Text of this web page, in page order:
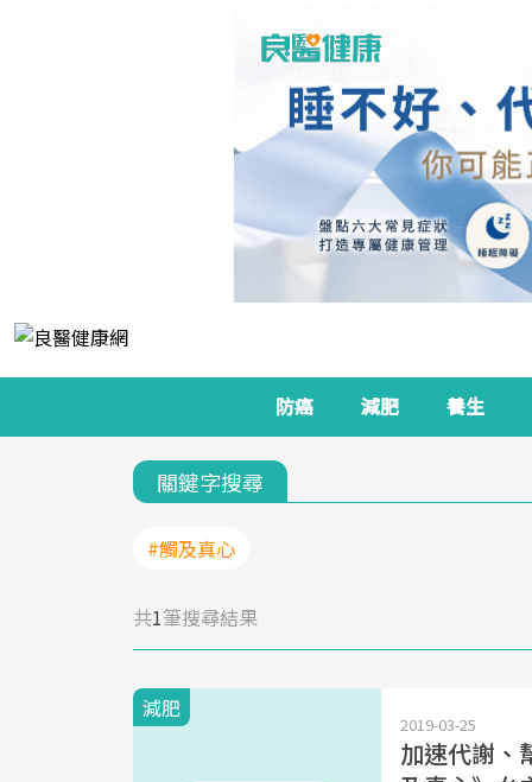
防癌 減肥 養生
關鍵字搜尋
#觸及真心
共1筆搜尋結果
減肥
2019-03-25
加速代謝、